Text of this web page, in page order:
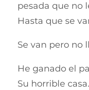
pesada que no
Hasta que se
Se van pero no
He ganado el
Su horrible casa.